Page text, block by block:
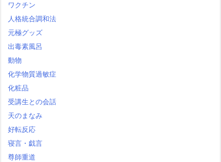
ワクチン
人格統合調和法
元極グッズ
出毒素風呂
動物
化学物質過敏症
化粧品
受講生との会話
天のまなみ
好転反応
寝言・戯言
尊師重道